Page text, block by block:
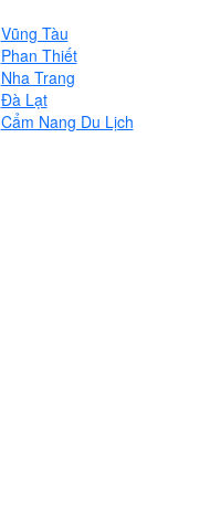
Vũng Tàu
Phan Thiết
Nha Trang
Đà Lạt
Cẩm Nang Du Lịch